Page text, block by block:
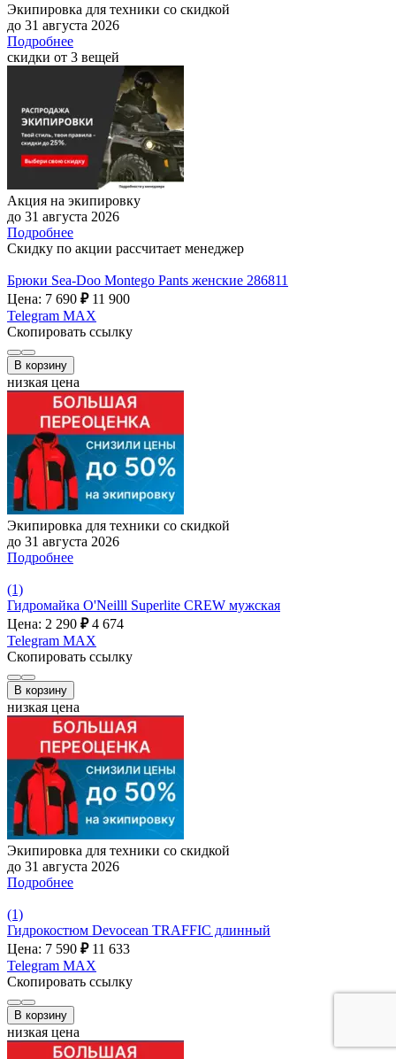
Экипировка для техники со скидкой
до 31 августа 2026
Подробнее
скидки от 3 вещей
Акция на экипировку
до 31 августа 2026
Подробнее
Скидку по акции рассчитает менеджер
Брюки Sea-Doo Montego Pants женские 286811
Цена: 7 690 ₽ 11 900
Telegram MAX
Скопировать ссылку
В корзину
низкая цена
Экипировка для техники со скидкой
до 31 августа 2026
Подробнее
(1)
Гидромайка O'Neilll Superlite CREW мужская
Цена: 2 290 ₽ 4 674
Telegram MAX
Скопировать ссылку
В корзину
низкая цена
Экипировка для техники со скидкой
до 31 августа 2026
Подробнее
(1)
Гидрокостюм Devocean TRAFFIC длинный
Цена: 7 590 ₽ 11 633
Telegram MAX
Скопировать ссылку
В корзину
низкая цена